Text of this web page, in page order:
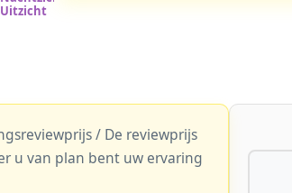
/ De reviewprijs
u van plan bent uw ervaring